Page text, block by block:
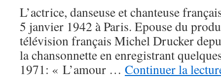
L’actrice, danseuse et chanteuse
5 janvier 1942 à Paris. Epouse du
télévision français Michel Drucker
la chansonnette en enregistrant
1971: « L’amour … Continuer la